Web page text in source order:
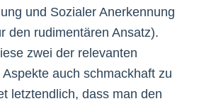
und Sozialer Anerkennung
den rudimentären Ansatz).
zwei der relevanten
auch schmackhaft zu
letztendlich, dass man den